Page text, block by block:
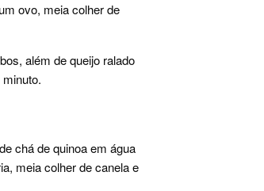
ovo, meia colher de
além de queijo ralado
chá de quinoa em água
meia colher de canela e